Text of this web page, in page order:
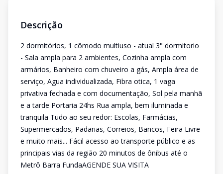
Descrição
2 dormitórios, 1 cômodo multiuso - atual 3° dormitorio
- Sala ampla para 2 ambientes, Cozinha ampla com
armários, Banheiro com chuveiro a gás, Ampla área de
serviço, Agua individualizada, Fibra otica, 1 vaga
privativa fechada e com documentação, Sol pela manhã
e a tarde Portaria 24hs Rua ampla, bem iluminada e
tranquila Tudo ao seu redor: Escolas, Farmácias,
Supermercados, Padarias, Correios, Bancos, Feira Livre
e muito mais... Fácil acesso ao transporte público e as
principais vias da região 20 minutos de ônibus até o
Metrô Barra FundaAGENDE SUA VISITA